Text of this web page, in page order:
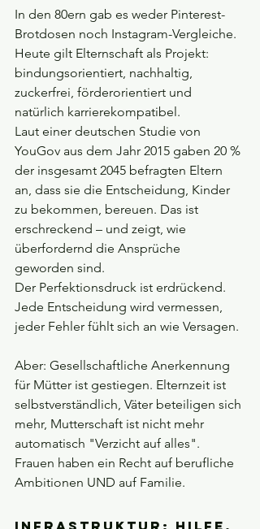
In den 80ern gab es weder Pinterest-
Brotdosen noch Instagram-Vergleiche.
Heute gilt Elternschaft als Projekt:
bindungsorientiert, nachhaltig,
zuckerfrei, förderorientiert und
natürlich karrierekompatibel.
Laut einer deutschen Studie von
YouGov aus dem Jahr 2015 gaben 20 %
der insgesamt 2045 befragten Eltern
an, dass sie die Entscheidung, Kinder
zu bekommen, bereuen. Das ist
erschreckend – und zeigt, wie
überfordernd die Ansprüche
geworden sind.
Der Perfektionsdruck ist erdrückend.
Jede Entscheidung wird vermessen,
jeder Fehler fühlt sich an wie Versagen.
Aber: Gesellschaftliche Anerkennung
für Mütter ist gestiegen. Elternzeit ist
selbstverständlich, Väter beteiligen sich
mehr, Mutterschaft ist nicht mehr
automatisch "Verzicht auf alles".
Frauen haben ein Recht auf berufliche
Ambitionen UND auf Familie.